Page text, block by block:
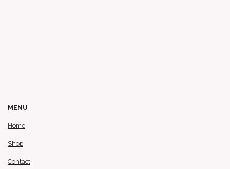
MENU
Home
Shop
Contact